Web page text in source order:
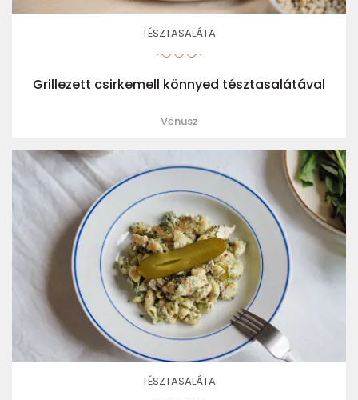
TÉSZTASALÁTA
Grillezett csirkemell könnyed tésztasalátával
Vénusz
TÉSZTASALÁTA